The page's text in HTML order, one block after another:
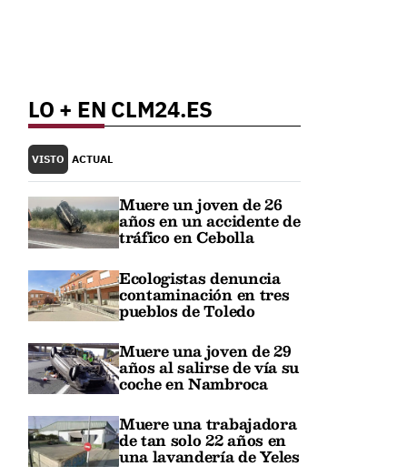
LO + EN CLM24.ES
VISTO ACTUAL
Muere un joven de 26
años en un accidente de
tráfico en Cebolla
Ecologistas denuncia
contaminación en tres
pueblos de Toledo
Muere una joven de 29
años al salirse de vía su
coche en Nambroca
Muere una trabajadora
de tan solo 22 años en
una lavandería de Yeles